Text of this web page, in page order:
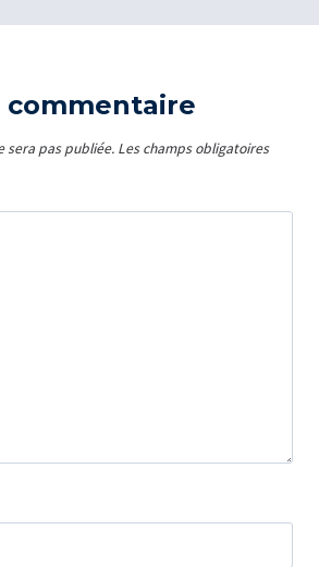
commentaire
sera pas publiée. Les champs obligatoires